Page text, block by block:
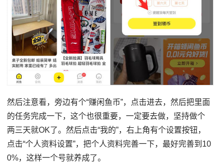
然后注意看，旁边有个“赚闲鱼币”，点击进去，然后把⾥⾯
的任务完成一下，这个也很重要，一定要去做，坚持做个
两三天就OK了。然后点击“我的”，右上角有个设置按钮，
点击“个人资料设置”，把个⼈资料完善⼀下，最好完善到10
0%，这样⼀个号就养成了。